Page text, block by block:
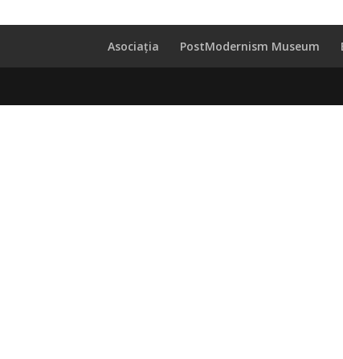
Asociația PostModernism Museum